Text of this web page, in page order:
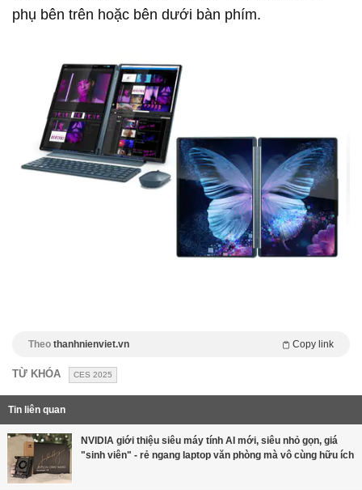
phụ bên trên hoặc bên dưới bàn phím.
Theo thanhnienviet.vn Copy link
TỪ KHÓA CES 2025
Tin liên quan
NVIDIA giới thiệu siêu máy tính AI mới, siêu nhỏ gọn, giá
"sinh viên" - rẻ ngang laptop văn phòng mà vô cùng hữu ích